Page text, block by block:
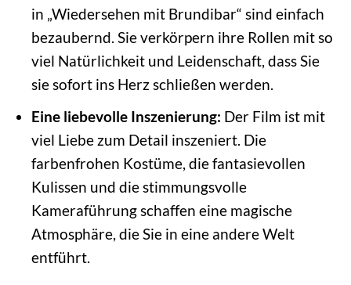
in „Wiedersehen mit Brundibar“ sind einfach
bezaubernd. Sie verkörpern ihre Rollen mit so
viel Natürlichkeit und Leidenschaft, dass Sie
sie sofort ins Herz schließen werden.
Eine liebevolle Inszenierung: Der Film ist mit
viel Liebe zum Detail inszeniert. Die
farbenfrohen Kostüme, die fantasievollen
Kulissen und die stimmungsvolle
Kameraführung schaffen eine magische
Atmosphäre, die Sie in eine andere Welt
entführt.